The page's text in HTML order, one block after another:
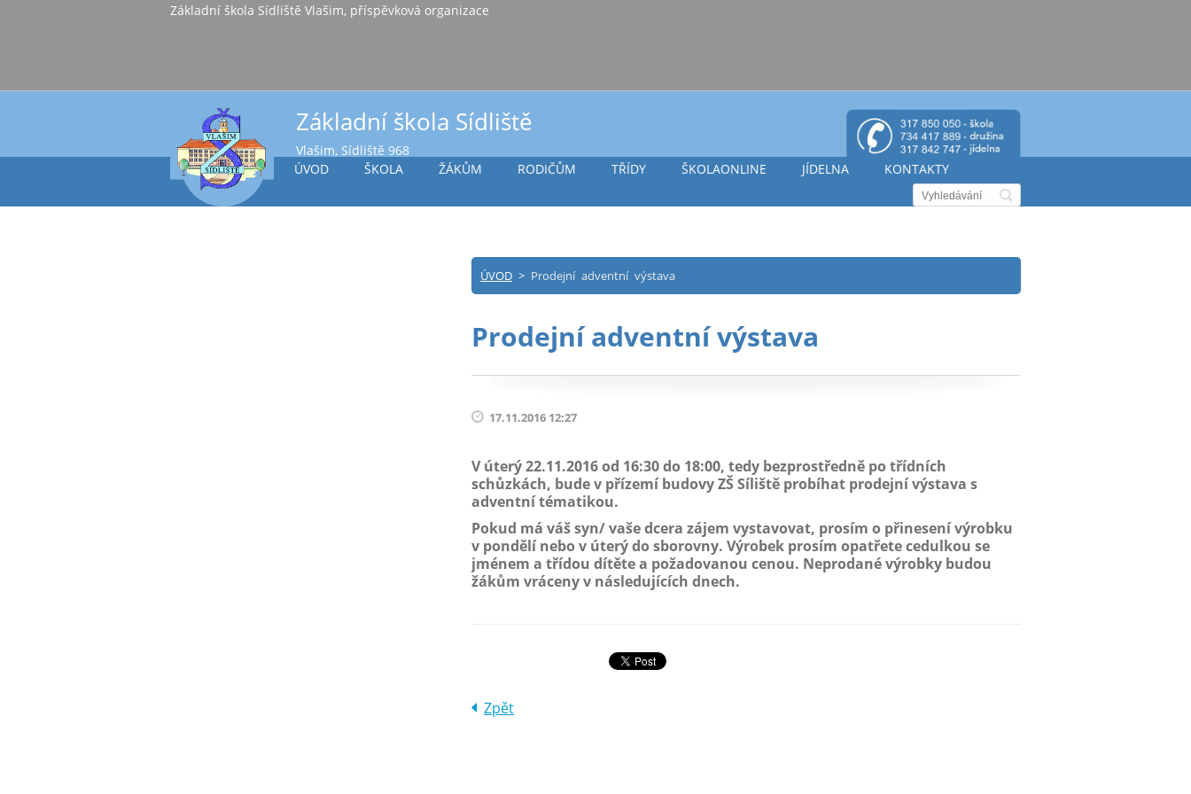
Základní škola Sídliště Vlašim, příspěvková organizace
Základní škola Sídliště
Vlašim, Sídliště 968
ÚVOD
ŠKOLA ŽÁKŮM RODIČŮM TŘÍDY ŠKOLAONLINE JÍDELNA KONTAKTY
ÚVOD > Prodejní adventní výstava
Prodejní adventní výstava
17.11.2016 12:27
V úterý 22.11.2016 od 16:30 do 18:00, tedy bezprostředně po třídních
schůzkách, bude v přízemí budovy ZŠ Síliště probíhat prodejní výstava s
adventní tématikou.
Pokud má váš syn/ vaše dcera zájem vystavovat, prosím o přinesení výrobku
v pondělí nebo v úterý do sborovny. Výrobek prosím opatřete cedulkou se
jménem a třídou dítěte a požadovanou cenou. Neprodané výrobky budou
žákům vráceny v následujících dnech.
Zpět